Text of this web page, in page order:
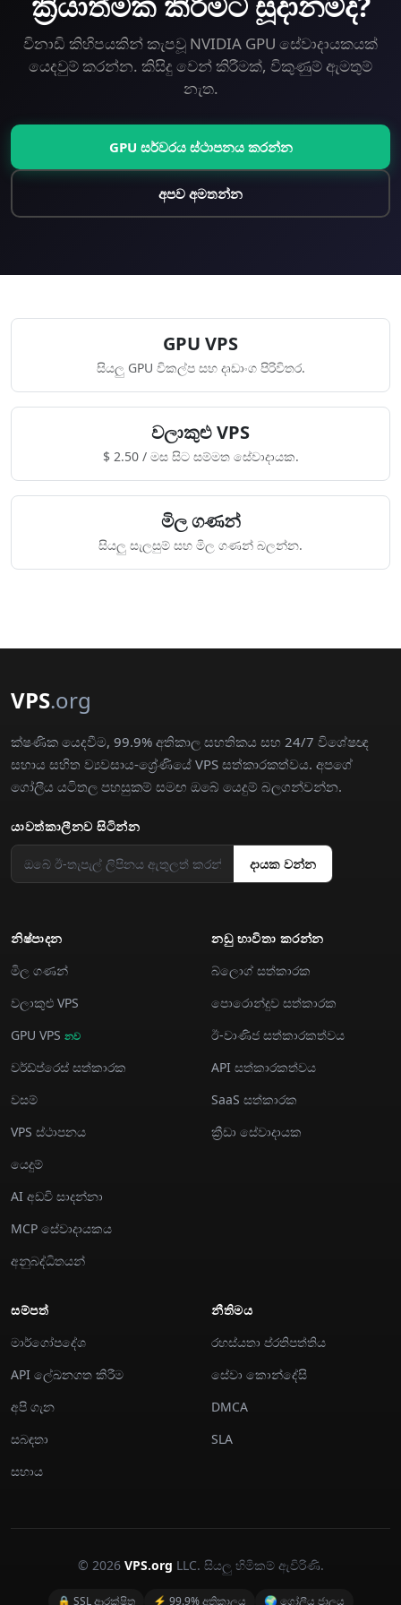
විනාඩි කිහිපයකින් කැපවූ NVIDIA GPU සේවාදායකයක්
යෙදවුම් කරන්න. කිසිදු වෙන් කිරීමක්, විකුණුම් ඇමතුම්
නැත.
GPU සර්වරය ස්ථාපනය කරන්න
අපව අමතන්න
GPU VPS
සියලු GPU විකල්ප සහ දෘඩාංග පිරිවිතර.
වලාකුළු VPS
$ 2.50 / මස සිට සම්මත සේවාදායක.
මිල ගණන්
සියලු සැලසුම් සහ මිල ගණන් බලන්න.
VPS.org
ක්ෂණික යෙදවීම, 99.9% අතිකාල සහතිකය සහ 24/7 විශේෂඥ
සහාය සහිත ව්‍යවසාය-ශ්‍රේණියේ VPS සත්කාරකත්වය. අපගේ
ගෝලීය යටිතල පහසුකම් සමඟ ඔබේ යෙදුම් බලගන්වන්න.
යාවත්කාලීනව සිටින්න
දායක වන්න
නිෂ්පාදන
මිල ගණන්
වලාකුළු VPS
GPU VPS නව
වර්ඩ්ප්රෙස් සත්කාරක
වසම්
VPS ස්ථාපනය
යෙදුම්
AI අඩවි සාදන්නා
MCP සේවාදායකය
අනුබද්ධිතයන්
නඩු භාවිතා කරන්න
බ්ලොග් සත්කාරක
පොරොන්දුව සත්කාරක
ඊ-වාණිජ සත්කාරකත්වය
API සත්කාරකත්වය
SaaS සත්කාරක
ක්‍රීඩා සේවාදායක
සම්පත්
මාර්ගෝපදේශ
API ලේඛනගත කිරීම
අපි ගැන
සබඳතා
සහාය
නීතිමය
රහස්යතා ප්රතිපත්තිය
සේවා කොන්දේසි
DMCA
SLA
© 2026 VPS.org LLC. සියලු හිමිකම් ඇවිරිණි.
🔒 SSL ආරක්ෂිත ⚡ 99.9% අතිකාලය 🌍 ගෝලීය ජාලය